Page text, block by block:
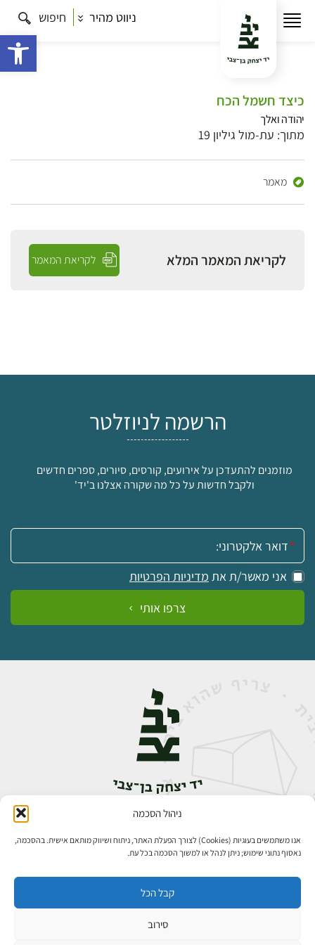
ניהול הסכמה
אנו משתמשים בעוגיות (Cookies) לצורך הפעלת האתר, ניתוח ושיווק מותאם אישית. בהסכמה,
נאסוף נתוני שימוש; ניתן לנהל או למשוך הסכמה בכל עת.
קבל הכל
סירוב
ניווט מהיר חיפוש
כיצד חשמל הכח
יהודה ואלך
מתוך: עת-מול גיליון 19
מאמר
לקריאת המאמר המלא לקריאת המאמר
הרשמה לניוזלטר
מוזמנים להתעדכן על אירועים, קורסים, סיורים, ספרים חדשים
ולקבל חדשות על כל מה שקורה אצלנו ב'יד'
אימייל:
אני מאשר/ת את מדיניות הפרטיות
צרפו אותי
אבן גבירול 14, רחביה, ירושלים